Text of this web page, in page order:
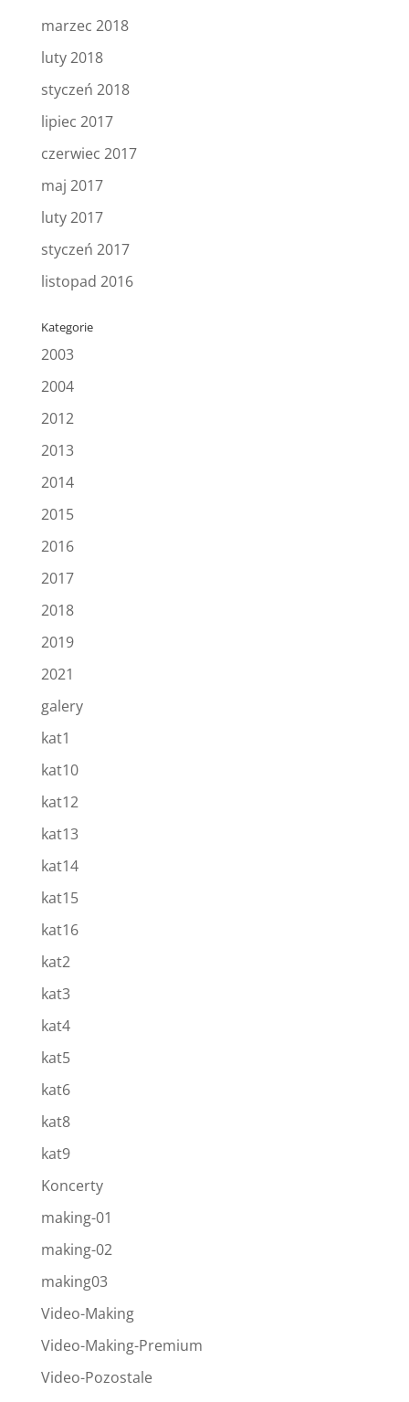
marzec 2018
luty 2018
styczeń 2018
lipiec 2017
czerwiec 2017
maj 2017
luty 2017
styczeń 2017
listopad 2016
Kategorie
2003
2004
2012
2013
2014
2015
2016
2017
2018
2019
2021
galery
kat1
kat10
kat12
kat13
kat14
kat15
kat16
kat2
kat3
kat4
kat5
kat6
kat8
kat9
Koncerty
making-01
making-02
making03
Video-Making
Video-Making-Premium
Video-Pozostale